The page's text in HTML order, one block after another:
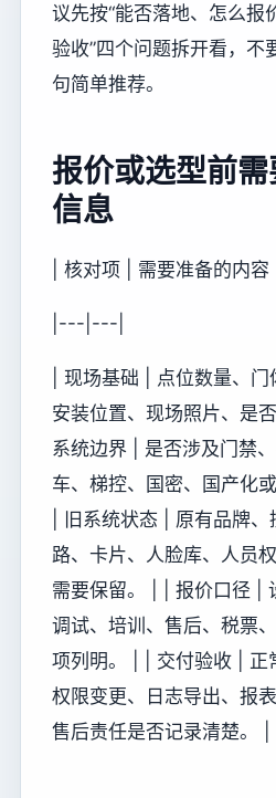
议先按“能否落地、怎么报
验收”四个问题拆开看，不
句简单推荐。
报价或选型前
信息
| 核对项 | 需要准备的内容 |
|---|---|
| 现场基础 | 点位数量、门
安装位置、现场照片、是
系统边界 | 是否涉及门禁
车、梯控、国密、国产化
| 旧系统状态 | 原有品牌
路、卡片、人脸库、人员
需要保留。 | | 报价口径 |
调试、培训、售后、税票
项列明。 | | 交付验收 | 正
权限变更、日志导出、报
售后责任是否记录清楚。 |